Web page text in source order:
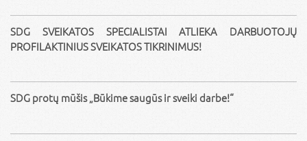
SDG SVEIKATOS SPECIALISTAI ATLIEKA DARBUOTOJŲ
PROFILAKTINIUS SVEIKATOS TIKRINIMUS!
SDG protų mūšis „Būkime saugūs ir sveiki darbe!“